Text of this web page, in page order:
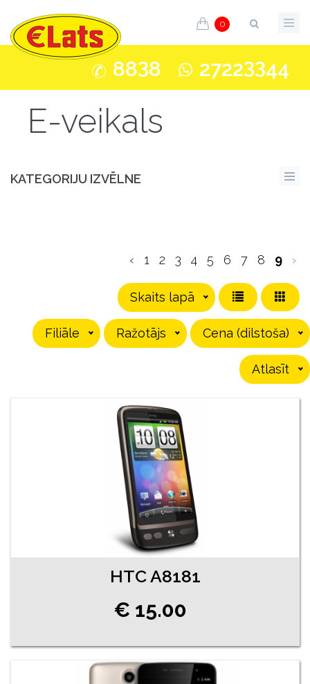
0
8838 27223344
E-veikals
KATEGORIJU IZVĒLNE
‹ 1 2 3 4 5 6 7 8 9 ›
Skaits lapā
Cena (dilstoša)
Ražotājs
Filiāle
Atlasīt
HTC A8181
€ 15.00